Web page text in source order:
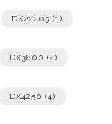
DK22205 (1)
DX3800 (4)
DX4250 (4)